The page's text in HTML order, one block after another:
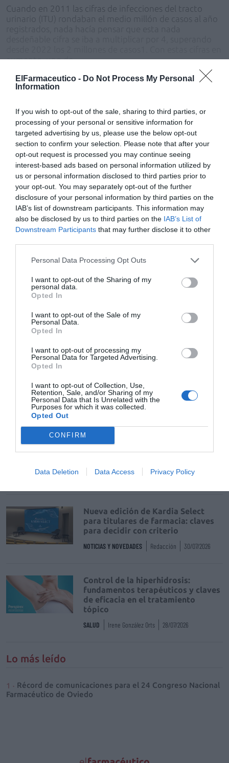
ElFarmaceutico - Do Not Process My Personal
Information
If you wish to opt-out of the sale, sharing to third parties, or
processing of your personal or sensitive information for
targeted advertising by us, please use the below opt-out
section to confirm your selection. Please note that after your
opt-out request is processed you may continue seeing
interest-based ads based on personal information utilized by
us or personal information disclosed to third parties prior to
your opt-out. You may separately opt-out of the further
disclosure of your personal information by third parties on the
IAB’s list of downstream participants. This information may
also be disclosed by us to third parties on the IAB’s List of
Downstream Participants that may further disclose it to other
Personal Data Processing Opt Outs
I want to opt-out of the Sharing of my
personal data.
Opted In
I want to opt-out of the Sale of my
Personal Data.
Opted In
I want to opt-out of processing my
Personal Data for Targeted Advertising.
Opted In
I want to opt-out of Collection, Use,
Retention, Sale, and/or Sharing of my
Personal Data that Is Unrelated with the
Purposes for which it was collected.
Opted Out
CONFIRM
Data Deletion Data Access Privacy Policy
Cuando en 2011 las cifras de infecciones del tracto
urinario (ITU) rondaban el medio millón de casos al año
aumento, uno de
seguir leyendo El
Farmacéutico
REGÍSTRATE INICIAR SESIÓN
Tags
antibióticos infecciones del tracto urinario
Destacados
La venta online de medicamentos
de uso humano: seguridad y
DIGITAL Isabel Marín Moral
24 Congreso Nacional
Farmacéutico de Oviedo
NOTICIAS Y NOVEDADES Redacción 30/07/2026
Nueva edición de Kardia Select
para titulares de farmacia: claves
para decidir con criterio
NOTICIAS Y NOVEDADES Redacción 30/07/2026
Control de la hiperhidrosis:
fundamentos terapéuticos y claves
de eficacia en el tratamiento
tópico
SALUD Irene González Orts 28/07/2026
Lo más leído
Récord de comunicaciones para el 24 Congreso Nacional
Farmacéutico de Oviedo